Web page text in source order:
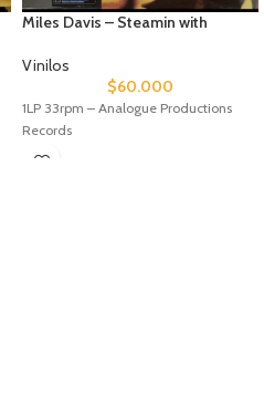
Miles Davis – Steamin with
Vinilos
$60.000
1LP 33rpm – Analogue Productions
Records